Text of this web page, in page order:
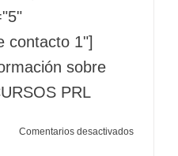
contacto 1"]
sobre
PRL
Comentarios desactivadosen